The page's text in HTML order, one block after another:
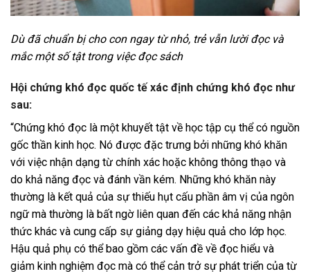
Dù đã chuẩn bị cho con ngay từ nhỏ, trẻ vẫn lười đọc và
mắc một số tật trong việc đọc sách
Hội chứng khó đọc quốc tế xác định chứng khó đọc như
sau:
“Chứng khó đọc là một khuyết tật về học tập cụ thể có nguồn
gốc thần kinh học. Nó được đặc trưng bởi những khó khăn
với việc nhận dạng từ chính xác hoặc không thông thạo và
do khả năng đọc và đánh vần kém. Những khó khăn này
thường là kết quả của sự thiếu hụt cấu phần âm vị của ngôn
ngữ mà thường là bất ngờ liên quan đến các khả năng nhận
thức khác và cung cấp sự giảng dạy hiệu quả cho lớp học.
Hậu quả phụ có thể bao gồm các vấn đề về đọc hiểu và
giảm kinh nghiệm đọc mà có thể cản trở sự phát triển của từ